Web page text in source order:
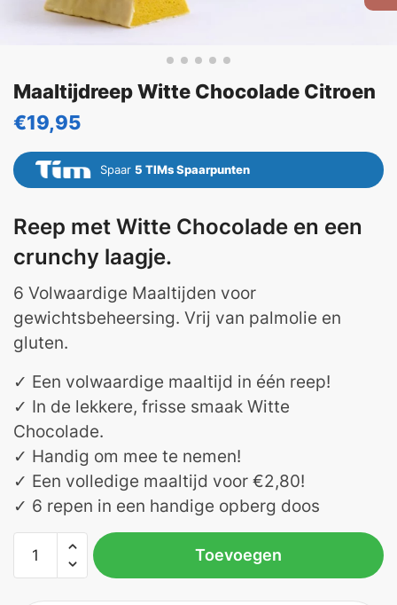
Maaltijdreep Witte Chocolade Citroen
€19,95
Spaar 5 TIMs Spaarpunten
Reep met Witte Chocolade en een
crunchy laagje.
6 Volwaardige Maaltijden voor
gewichtsbeheersing. Vrij van palmolie en
gluten.
✓ Een volwaardige maaltijd in één reep!
✓ In de lekkere, frisse smaak Witte
Chocolade.
✓ Handig om mee te nemen!
✓ Een volledige maaltijd voor €2,80!
✓ 6 repen in een handige opberg doos
Toevoegen